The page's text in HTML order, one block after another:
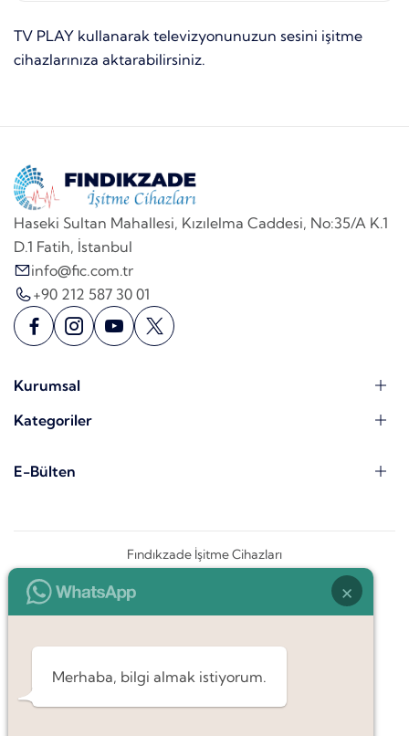
TV PLAY kullanarak televizyonunuzun sesini işitme
cihazlarınıza aktarabilirsiniz.
Haseki Sultan Mahallesi, Kızılelma Caddesi, No:35/A K.1
D.1 Fatih, İstanbul
info@fic.com.tr
+90 212 587 30 01
Kurumsal
Kategoriler
E-Bülten
Fındıkzade İşitme Cihazları
×
Merhaba, bilgi almak istiyorum.